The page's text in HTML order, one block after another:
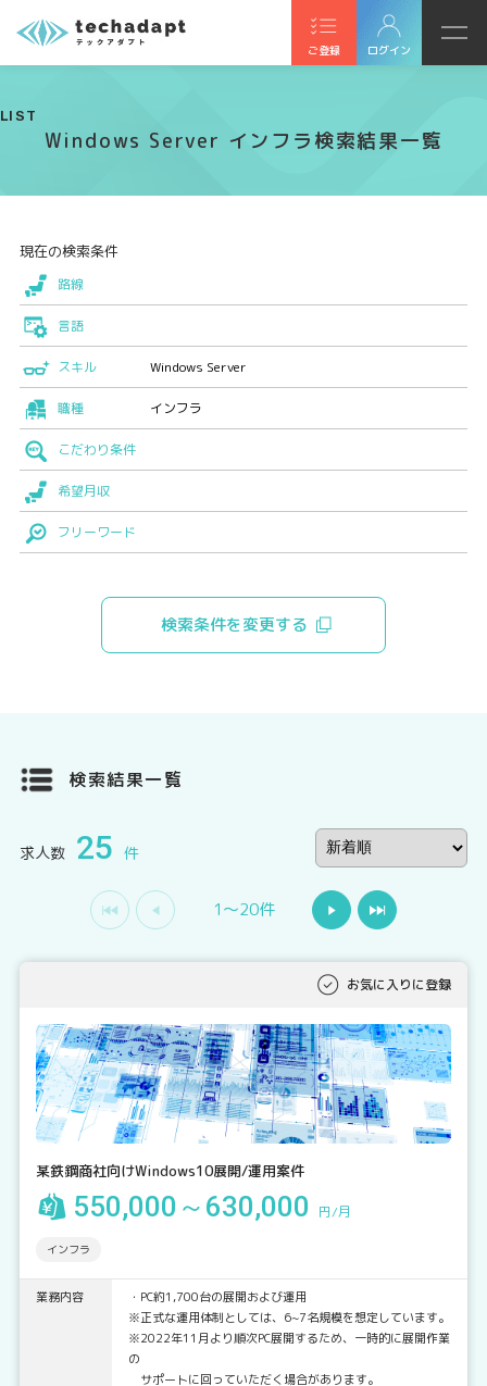
ご登録 ログイン
LIST
Windows Server インフラ検索結果一覧
現在の検索条件
路線
言語
スキル Windows Server
職種 インフラ
こだわり条件
希望月収
フリーワード
検索条件を変更する
検索結果一覧
求人数 25 件
1〜20件
お気に入りに登録
某鉄鋼商社向けWindows10展開/運用案件
550,000～630,000 円/月
インフラ
業務内容
・PC約1,700台の展開および運用
※正式な運用体制としては、6~7名規模を想定しています。
※2022年11月より順次PC展開するため、一時的に展開作業
の
サポートに回っていただく場合があります。